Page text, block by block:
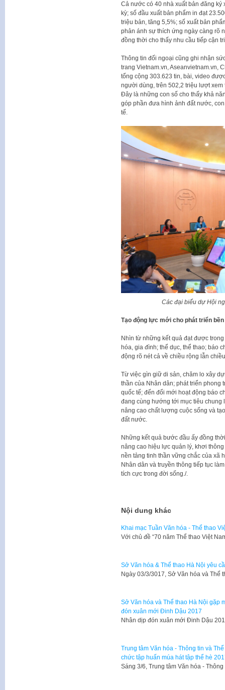
Cả nước có 40 nhà xuất bản đăng ký
kỳ; số đầu xuất bản phẩm in đạt
triệu bản, tăng 5,5%; số xuất bản
phản ánh sự thích ứng ngày càng rõ
đồng thời cho thấy nhu cầu tiếp cận
Thông tin đối ngoại cũng ghi nhận
trang Vietnam.vn, Aseanvietnam.vn,
tổng cộng 303.623 tin, bài, video
người dùng, trên 502,2 triệu lượt
Đây là những con số cho thấy khả
góp phần đưa hình ảnh đất nước,
tế.
Các đại biểu dự Hội
Tạo động lực mới cho phát triển
Nhìn từ những kết quả đạt được
hóa, gia đình; thể dục, thể thao; báo
động rõ nét cả về chiều rộng lẫn
Từ việc gìn giữ di sản, chăm lo xây
thần của Nhân dân; phát triển phong
quốc tế; đến đổi mới hoạt động báo
đang cùng hướng tới mục tiêu chung
nâng cao chất lượng cuộc sống và
đất nước.
Những kết quả bước đầu ấy đồng
nâng cao hiệu lực quản lý, khơi
nền tảng tinh thần vững chắc của xã
Nhân dân và truyền thông tiếp tục
tích cực trong đời sống./.
Nội dung khác
Khai mạc Tuần Văn hóa - Thể thao
Với chủ đề “70 năm Thể thao Việt
Sở Văn hóa & Thể thao Hà Nội yêu
Ngày 03/3/3017, Sở Văn hóa và
Sở Văn hóa và Thể thao Hà Nội gặp
đón xuân mới Đinh Dậu 2017
Nhân dịp đón xuân mới Đinh Dậu
Trung tâm Văn hóa - Thông tin và
chức tập huấn múa hát tập thể hè
Sáng 3/6, Trung tâm Văn hóa -